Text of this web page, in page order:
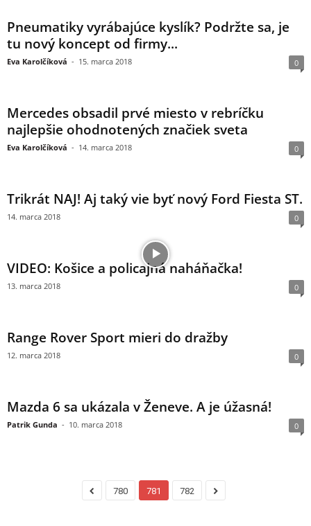
Pneumatiky vyrábajúce kyslík? Podržte sa, je
tu nový koncept od firmy...
Eva Karolčíková - 15. marca 2018 0
Mercedes obsadil prvé miesto v rebríčku
najlepšie ohodnotených značiek sveta
Eva Karolčíková - 14. marca 2018 0
Trikrát NAJ! Aj taký vie byť nový Ford Fiesta ST.
14. marca 2018 0
VIDEO: Košice a policajná naháňačka!
13. marca 2018 0
Range Rover Sport mieri do dražby
12. marca 2018 0
Mazda 6 sa ukázala v Ženeve. A je úžasná!
Patrik Gunda - 10. marca 2018 0
780 781 782